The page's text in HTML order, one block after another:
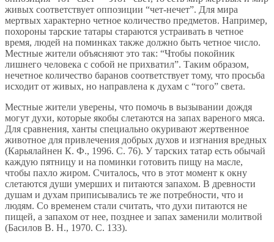
живых соответствует оппозиции “чет-нечет”. Для мира
мертвых характерно четное количество предметов. Например,
похороны тарские татары стараются устраивать в четное
время, людей на поминках также должно быть четное число.
Местные жители объясняют это так: “Чтобы покойник
лишнего человека с собой не прихватил”. Таким образом,
нечетное количество баранов соответствует тому, что просьба
исходит от живых, но направлена к духам с “того” света.
Местные жители уверены, что помочь в вызывании дождя
могут духи, которые якобы слетаются на запах вареного мяса.
Для сравнения, ханты специально окуривают жертвенное
животное для привлечения добрых духов и изгнания вредных
(Карьялайнен К. Ф., 1996. С. 76). У тарских татар есть обычай
каждую пятницу и на поминки готовить пищу на масле,
чтобы пахло жиром. Считалось, что в этот момент к окну
слетаются души умерших и питаются запахом. В древности
душам и духам приписывались те же потребности, что и
людям. Со временем стали считать, что духи питаются не
пищей, а запахом от нее, позднее и запах заменили молитвой
(Басилов В. Н., 1970. С. 133).